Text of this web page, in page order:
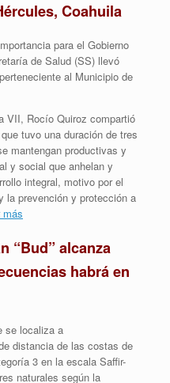
Coahuila
para el Gobierno
de Salud (SS) llevó
al Municipio de
VII, Rocío Quiroz compartió
tuvo una duración de tres
mantengan productivas y
y social que anhelan y
integral, motivo por el
la prevención y protección a
más
“Bud” alcanza
habrá en
se localiza a
distancia de las costas de
3 en la escala Saffir-
naturales según la